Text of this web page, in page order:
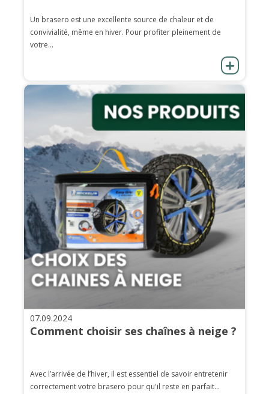
Un brasero est une excellente source de chaleur et de
convivialité, même en hiver. Pour profiter pleinement de
votre...
07.09.2024
Comment choisir ses chaînes à neige ?
Avec l’arrivée de l’hiver, il est essentiel de savoir entretenir
correctement votre brasero pour qu'il reste en parfait...